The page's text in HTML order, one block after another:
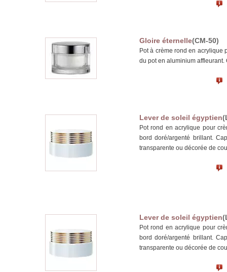
Gloire éternelle(CM-50)
Pot à crème rond en acrylique
du pot en aluminium affleurant.
Lever de soleil égyptien
Pot rond en acrylique pour
bord doré/argenté brillant.
transparente ou décorée de
Lever de soleil égyptien
Pot rond en acrylique pour
bord doré/argenté brillant.
transparente ou décorée de